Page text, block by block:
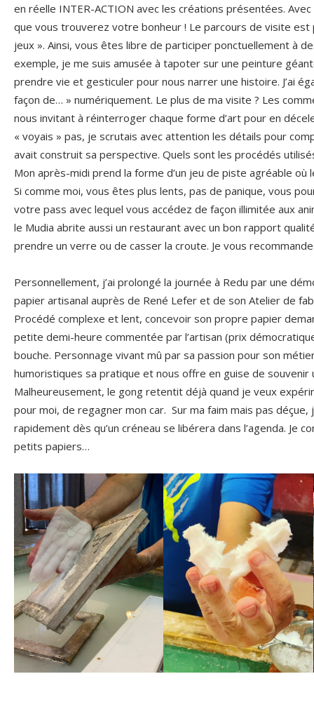
en réelle INTER-ACTION avec les créations présentées.
que vous trouverez votre bonheur ! Le parcours de visite
jeux ». Ainsi, vous êtes libre de participer ponctuellement à
exemple, je me suis amusée à tapoter sur une peinture
prendre vie et gesticuler pour nous narrer une histoire. J’ai
façon de… » numériquement. Le plus de ma visite ? Les
nous invitant à réinterroger chaque forme d’art pour en
« voyais » pas, je scrutais avec attention les détails pour
avait construit sa perspective. Quels sont les procédés
Mon après-midi prend la forme d’un jeu de piste agréable
Si comme moi, vous êtes plus lents, pas de panique, vous
votre pass avec lequel vous accédez de façon illimitée aux
le Mudia abrite aussi un restaurant avec un bon rapport
prendre un verre ou de casser la croute. Je vous
Personnellement, j’ai prolongé la journée à Redu par une
papier artisanal auprès de René Lefer et de son Atelier de
Procédé complexe et lent, concevoir son propre papier
petite demi-heure commentée par l’artisan (prix
bouche. Personnage vivant mû par sa passion pour son
humoristiques sa pratique et nous offre en guise de souvenir
Malheureusement, le gong retentit déjà quand je veux
pour moi, de regagner mon car. Sur ma faim mais pas
rapidement dès qu’un créneau se libérera dans l’agenda. Je
petits papiers…